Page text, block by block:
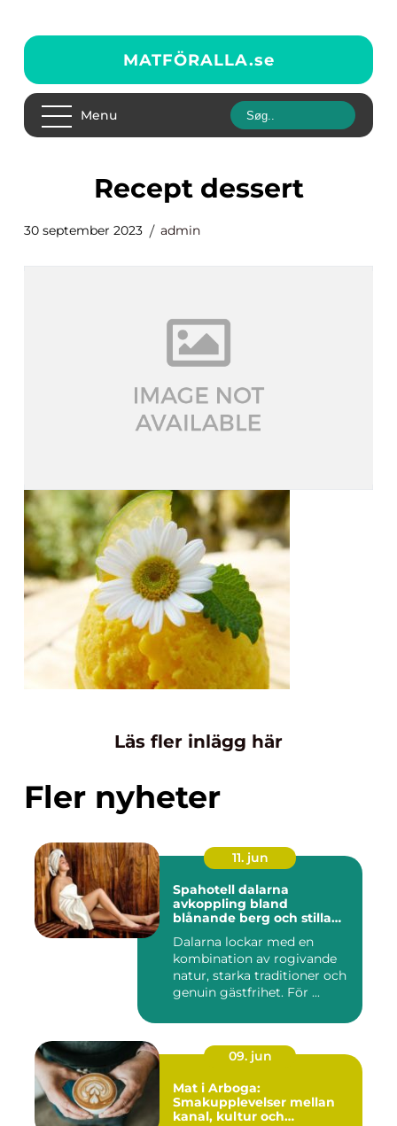
MATFÖRALLA.se
Menu
recept dessert
30 september 2023 admin
Läs fler inlägg här
Fler nyheter
11. jun
Spahotell dalarna
avkoppling bland
blånande berg och stilla
Dalarna lockar med en
kombination av rogivande
natur, starka traditioner och
genuin gästfrihet. För ...
09. jun
Mat i Arboga:
Smakupplevelser mellan
kanal, kultur och